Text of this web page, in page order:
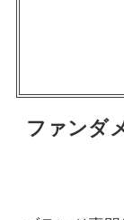
ファンダ